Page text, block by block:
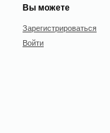
Вы можете
Зарегистрироваться
Войти